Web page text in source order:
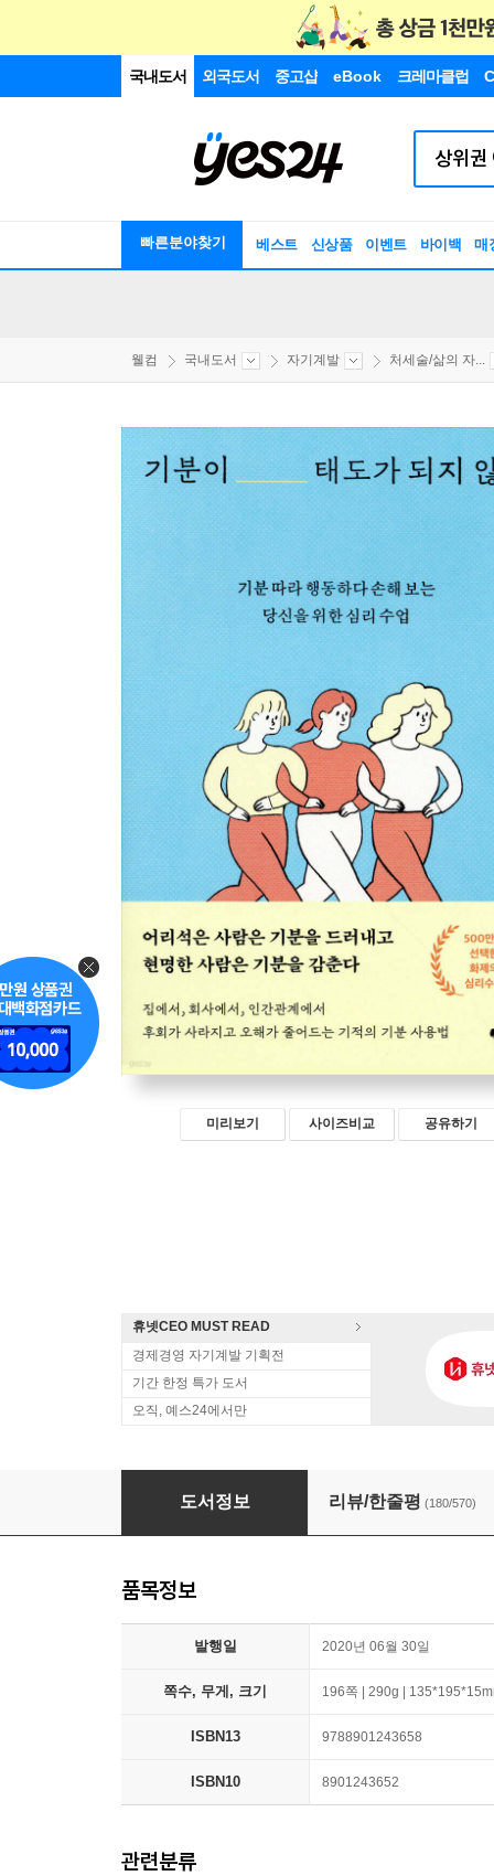
국내도서 외국도서 중고샵 eBook 크레마클럽
빠른분야찾기 베스트 신상품 이벤트 바이백 매
웰컴 국내도서 자기계발 처세술/삶의 자...
미리보기 사이즈비교 공유하기
휴넷CEO MUST READ
경제경영 자기계발 기획전
기간 한정 특가 도서
오직, 예스24에서만
기분이 태도가 되지 않게
도서정보 리뷰/한줄평 (180/570)
품목정보
발행일 2020년 06월 30일
쪽수, 무게, 크기 196쪽 | 290g |
ISBN13 9788901243658
ISBN10 8901243652
관련분류